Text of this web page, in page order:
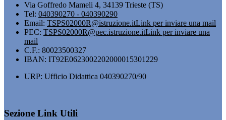
Via Goffredo Mameli 4, 34139 Trieste (TS)
Tel: 040390270 - 040390290
Email: TSPS02000R@istruzione.itLink per inviare una mail
PEC: TSPS02000R@pec.istruzione.itLink per inviare una
mail
C.F.: 80023500327
IBAN: IT92E0623002202000015301229
URP: Ufficio Didattica 040390270/90
Sezione Link Utili